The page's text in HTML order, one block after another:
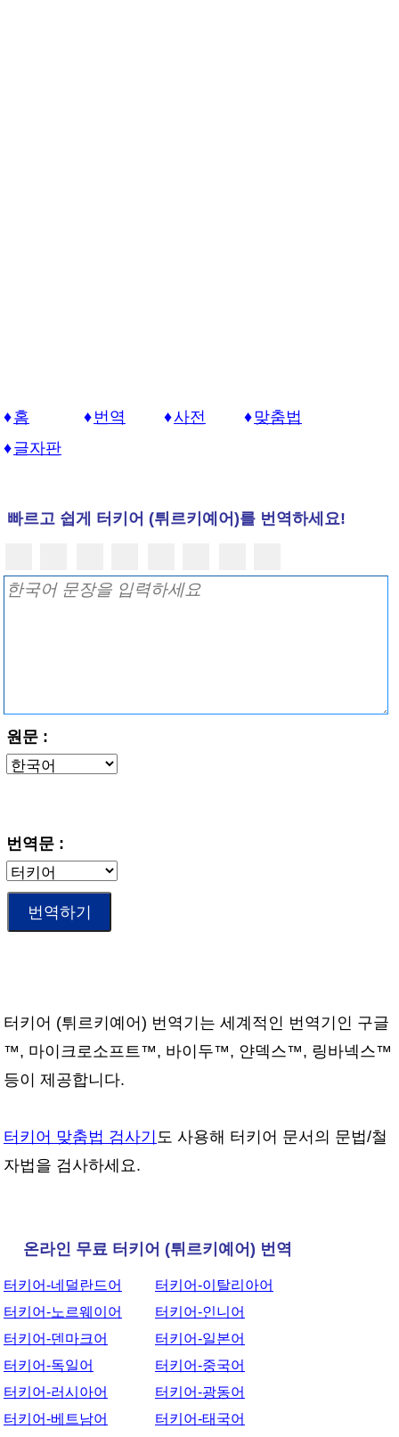
홈 번역 사전
맞춤법
글자판
빠르고 쉽게 터키어 (튀르키예어)를 번역하세요!
원문 :
번역문 :
터키어 (튀르키예어) 번역기는 세계적인 번역기인 구글
™, 마이크로소프트™, 바이두™, 얀덱스™, 링바넥스™
등이 제공합니다.
터키어 맞춤법 검사기 도 사용해 터키어 문서의 문법/철
자법을 검사하세요.
온라인 무료 터키어 (튀르키예어) 번역
터키어-네덜란드어
터키어-노르웨이어
터키어-덴마크어
터키어-독일어
터키어-러시아어
터키어-베트남어
터키어-이탈리아어
터키어-인니어
터키어-일본어
터키어-중국어
터키어-광동어
터키어-태국어